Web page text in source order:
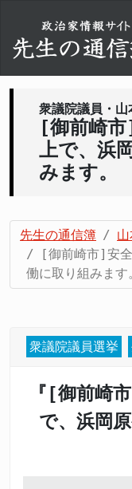
衆議院議員・
[御前崎
上で、浜
みます。
先生の通信簿
[御前崎市]安
働に取り組みます
衆議院議員選挙
『[御前崎
で、浜岡